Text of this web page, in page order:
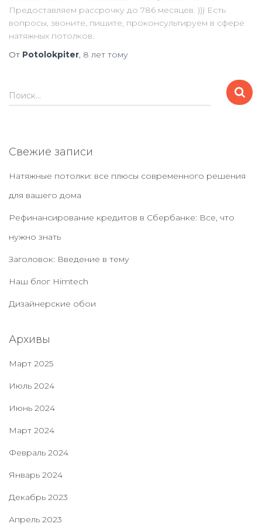
Предоставляем рассрочку до 786 месяцев. ))) Есть
вопросы, звоните, пишите, проконсультируем в сфере
натяжных потолков.
От Potolokpiter, 8 лет тому
Н
а
:
Поиск…
Свежие записи
Натяжные потолки: все плюсы современного решения
для вашего дома
Рефинансирование кредитов в Сбербанке: Все, что
нужно знать
Заголовок: Введение в тему
Наш блог Нimtech
Дизайнерские обои
Архивы
Март 2025
Июль 2024
Июнь 2024
Март 2024
Февраль 2024
Январь 2024
Декабрь 2023
Апрель 2023